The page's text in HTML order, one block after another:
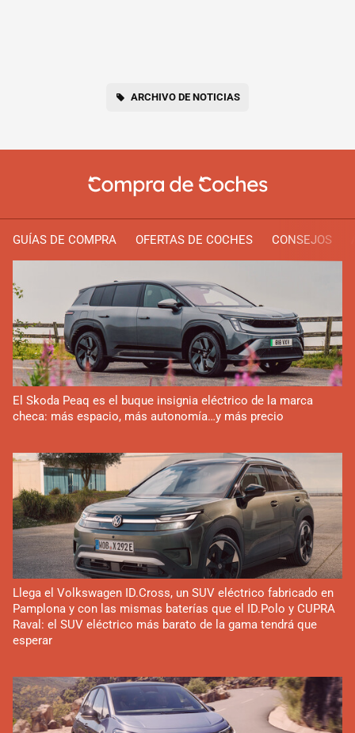
ARCHIVO DE NOTICIAS
GUÍAS DE COMPRA OFERTAS DE COCHES CONSEJOS
El Skoda Peaq es el buque insignia eléctrico de la marca
checa: más espacio, más autonomía…y más precio
Llega el Volkswagen ID.Cross, un SUV eléctrico fabricado en
Pamplona y con las mismas baterías que el ID.Polo y CUPRA
Raval: el SUV eléctrico más barato de la gama tendrá que
esperar